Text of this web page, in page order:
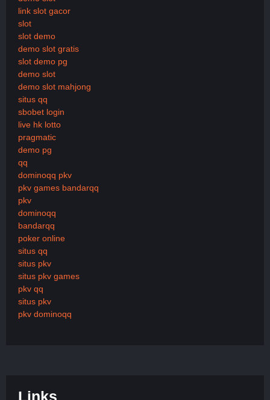
link slot gacor
slot
slot demo
demo slot gratis
slot demo pg
demo slot
demo slot mahjong
situs qq
sbobet login
live hk lotto
pragmatic
demo pg
qq
dominoqq pkv
pkv games bandarqq
pkv
dominoqq
bandarqq
poker online
situs qq
situs pkv
situs pkv games
pkv qq
situs pkv
pkv dominoqq
Links